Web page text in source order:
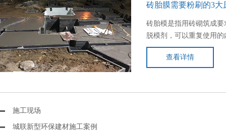
砖胎膜需要粉刷的3大
砖胎模是指用砖砌筑成
脱模剂，可以重复使用
用的砌体。砖胎膜需要
查看详情
施工现场
城联新型环保建材施工案例